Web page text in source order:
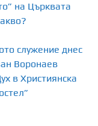
на Църквата
служение днес
Воронаев
в Християнска